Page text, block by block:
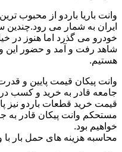
وانت باریا باردو از محبوب
ایران به شمار می رود.چندین
خودرو می گذرد اما هنوز در
شاهد رفت و آمد و حضور این
هستیم.
وانت پیکان قیمت پایین و
جامعه قادر به خرید و کسب
قیمت خرید قطعات باردو
مستحکم وانت پیکان قادر به
خواهیم بود.
محاسبه هزینه های حمل بار با